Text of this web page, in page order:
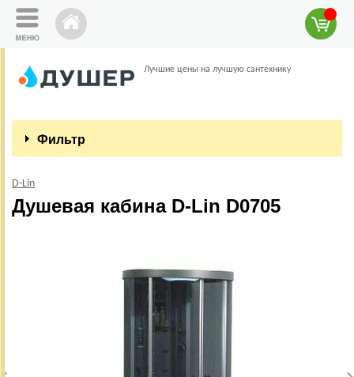
Лучшие цены на лучшую сантехнику
Фильтр
D-Lin
Душевая кабина D-Lin D0705